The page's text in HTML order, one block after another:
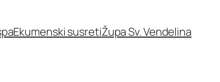
Ekumenski susretiŽupa Sv. Vendelina